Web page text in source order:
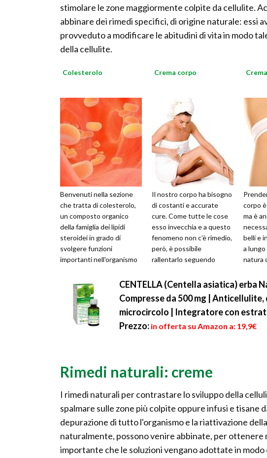
stimolare le zone maggiormente colpite da cellulite.
abbinare dei rimedi specifici, di origine naturale: essi
provveduto a modificare le abitudini di vita in modo
della cellulite.
Colesterolo
Benvenuti nella sezione
che tratta di colesterolo,
un composto organico
della famiglia dei lipidi
steroidei in grado di
svolgere funzioni
importanti nell'organismo
Crema corpo
Il nostro corpo ha bisogno
di costanti e accurate
cure. Come tutte le cose
esso invecchia e a questo
fenomeno non c’è rimedio,
però, è possibile
rallentarlo seguendo
Per ten...
corpo
ma è
belli e
a lungo
natura
m...
CENTELLA (Centella asiatica) erba
Compresse da 500 mg |
microcircolo | Integratore con
Prezzo: in offerta su Amazon a: 19,9€
Rimedi naturali: creme
I rimedi naturali per contrastare lo sviluppo della
spalmare sulle zone più colpite oppure infusi e tisane
depurazione di tutto l'organismo e la riattivazione
naturalmente, possono venire abbinate, per ottenere
importante che le soluzioni vengano adottate in